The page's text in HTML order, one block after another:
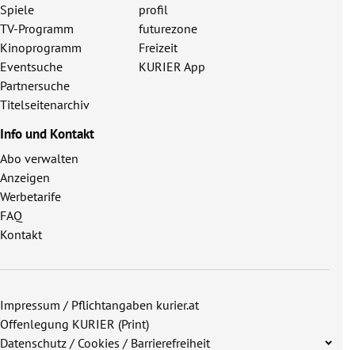
Spiele
TV-Programm
Kinoprogramm
Eventsuche
Partnersuche
Titelseitenarchiv
profil
futurezone
Freizeit
KURIER App
Info und Kontakt
Abo verwalten
Anzeigen
Werbetarife
FAQ
Kontakt
Impressum / Pflichtangaben kurier.at
Offenlegung KURIER (Print)
Datenschutz / Cookies / Barrierefreiheit